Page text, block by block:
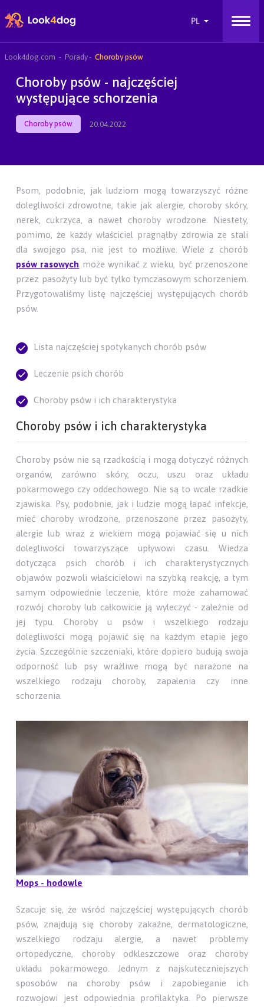
Look4dog.com Porady Choroby psów
Choroby psów - najczęściej
występujące schorzenia
Choroby psów 20.04.2022
Psom, podobnie, jak ludziom mogą towarzyszyć różne
dolegliwości zdrowotne, takie jak alergie, choroby skóry,
nerek, cukrzyca, a nawet choroby wrodzone. Niestety,
pomimo, że każdy właściciel pragnąłby zdrowia ze stali
dla swojego psa, nie jest to możliwe. Wiele z chorób
psów rasowych może wynikać z wieku, być przenoszone
przez pasożyty lub być tylko tymczasowym schorzeniem.
Przygotowaliśmy listę najczęściej występujących chorób
psów.
Lista najczęściej spotykanych chorób psów
Leczenie psich chorób
Choroby psów i ich charakterystyka
Choroby psów i ich charakterystyka
Choroby psów nie są rzadkością i mogą dotyczyć różnych
organów, zarówno skóry, oczu, uszu oraz układu
pokarmowego czy oddechowego. Nie są to wcale rzadkie
zjawiska. Psy, podobnie, jak i ludzie mogą łapać infekcje,
mieć choroby wrodzone, przenoszone przez pasożyty,
alergie lub wraz z wiekiem mogą pojawiać się u nich
dolegliwości towarzyszące upływowi czasu. Wiedza
dotycząca psich chorób i ich charakterystycznych
objawów pozwoli właścicielowi na szybką reakcję, a tym
samym odpowiednie leczenie, które może zahamować
rozwój choroby lub całkowicie ją wyleczyć - zależnie od
jej typu. Choroby u psów i wszelkiego rodzaju
dolegliwości mogą pojawić się na każdym etapie jego
życia. Szczególnie szczeniaki, które dopiero budują swoja
odporność lub psy wrażliwe mogą być narażone na
wszelkiego rodzaju choroby, zapalenia czy inne
schorzenia.
Mops - hodowle
Szacuje się, że wśród najczęściej występujących chorób
psów, znajdują się choroby zakaźne, dermatologiczne,
wszelkiego rodzaju alergie, a nawet problemy
ortopedyczne, choroby odkleszczowe oraz choroby
układu pokarmowego. Jednym z najskuteczniejszych
sposobów na choroby psów i zapobieganie ich
rozwojowi jest odpowiednia profilaktyka. Po pierwsze